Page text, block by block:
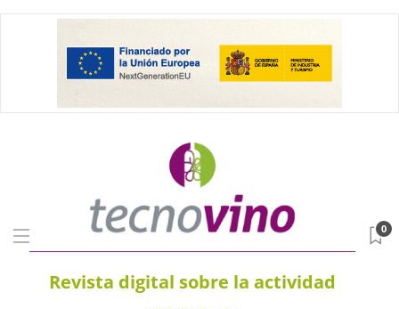
Revista digital sobre la actividad
0